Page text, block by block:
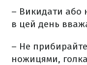
– Викидати або
в цей день
– Не
ножицями,